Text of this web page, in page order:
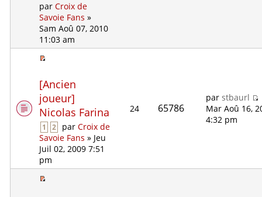
parCroix de
Savoie Fans »
Sam Aoû 07, 2010
11:03 am
[Ancien
joueur]
Nicolas Farina
1 2 parCroix de
Savoie Fans » Jeu
Juil 02, 2009 7:51
pm
24 65786
parstbaurl
Mar Aoû 16,
4:32 pm